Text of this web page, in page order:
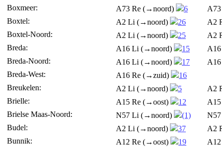
Boxmeer:
A73 Re (→noord) 6
Boxtel:
A2 Li (→noord) 26
A2
Boxtel-Noord:
A2 Li (→noord) 25
A2
Breda:
A16 Li (→noord) 15
Breda-Noord:
A16 Li (→noord) 17
Breda-West:
A16 Re (→zuid)
16
Breukelen:
A2 Li (→noord) 5
A2
Brielle:
A15 Re (→oost) 12
Brielse Maas-Noord:
N57 Li (→noord) (1)
Budel:
A2 Li (→noord) 37
A2
Bunnik:
A12 Re (→oost) 19